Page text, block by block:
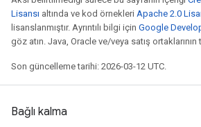
Lisansı altında ve kod örnekleri Apache 2.0
lisanslanmıştır. Ayrıntılı bilgi için Google
göz atın. Java, Oracle ve/veya satış
Son güncelleme tarihi: 2026-03-12 UTC.
Bağlı kalma